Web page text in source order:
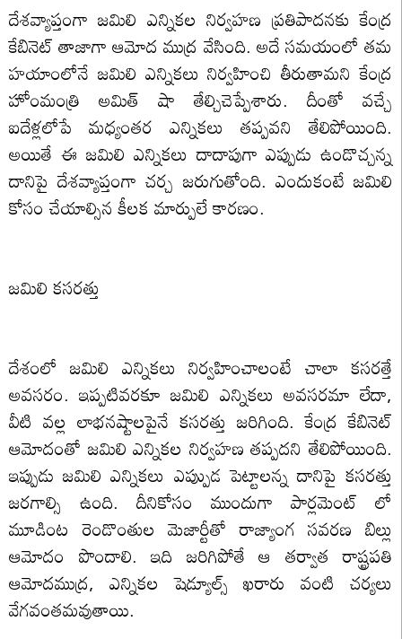
దేశవ్యాప్తంగా జమిలి ఎన్నికల నిర్వహణ ప్రతిపాదనకు కేంద్ర
కేబినెట్ తాజాగా ఆమోద ముద్ర వేసింది. అదే సమయంలో తమ
హయాంలోనే జమిలి ఎన్నికలు నిర్వహించి తీరుతామని కేంద్ర
హోంమంత్రి అమిత్ షా తేల్చిచెప్పేశారు. దీంతో వచ్చే
ఐదేళ్లలోపే మధ్యంతర ఎన్నికలు తప్పవని తేలిపోయింది.
అయితే ఈ జమిలి ఎన్నికలు దాదాపుగా ఎప్పుడు ఉండొచ్చన్న
దానిపై దేశవ్యాప్తంగా చర్చ జరుగుతోంది. ఎందుకంటే జమిలి
కోసం చేయాల్సిన కీలక మార్పులే కారణం.
జమిలి కసరత్తు
దేశంలో జమిలి ఎన్నికలు నిర్వహించాలంటే చాలా కసరత్తే
అవసరం. ఇప్పటివరకూ జమిలి ఎన్నికలు అవసరమా లేదా,
వీటి వల్ల లాభనష్టాలపైనే కసరత్తు జరిగింది. కేంద్ర కేబినెట్
ఆమోదంతో జమిలి ఎన్నికల నిర్వహణ తప్పదని తేలిపోయింది.
ఇప్పుడు జమిలి ఎన్నికలు ఎప్పుుడ పెట్టాలన్న దానిపై కసరత్తు
జరగాల్సి ఉంది. దీనికోసం ముందుగా పార్లమెంట్ లో
మూడింట రెండొంతుల మెజార్టీతో రాజ్యాంగ సవరణ బిల్లు
ఆమోదం పొందాలి. ఇది జరిగిపోతే ఆ తర్వాత రాష్ట్రపతి
ఆమోదముద్ర, ఎన్నికల షెడ్యూల్స్ ఖరారు వంటి చర్యలు
వేగవంతమవుతాయి.